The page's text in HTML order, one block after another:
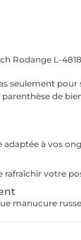
Rodange L-4818
seulement pour
de